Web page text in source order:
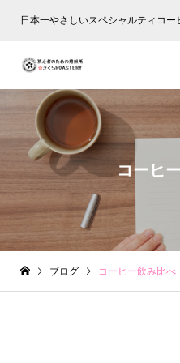
日本一やさしいスペシャルティコー
コーヒ
ブログ コーヒー飲み比べ